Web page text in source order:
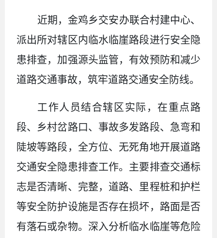
近期，金鸡乡交安办联合村建中心、
派出所对辖区内临水临崖路段进行安全隐
患排查，加强源头监管，有效预防和减少
道路交通事故，筑牢道路交通安全防线。
工作人员结合辖区实际，在重点路
段、乡村岔路口、事故多发路段、急弯和
陡坡等路段，全方位、无死角地开展道路
交通安全隐患排查工作。主要排查交通标
志是否清晰、完整，道路、里程桩和护栏
等安全防护设施是否存在损坏，路面是否
有落石或杂物。深入分析临水临崖等危险